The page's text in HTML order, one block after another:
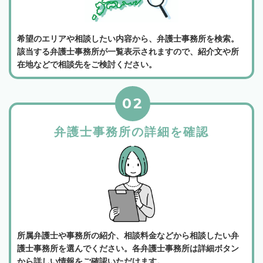
希望のエリアや相談したい内容から、弁護士事務所を検索。
該当する弁護士事務所が一覧表示されますので、紹介文や所
在地などで相談先をご検討ください。
弁護士事務所の詳細を確認
02
所属弁護士や事務所の紹介、相談料金などから相談したい弁
護士事務所を選んでください。各弁護士事務所は詳細ボタン